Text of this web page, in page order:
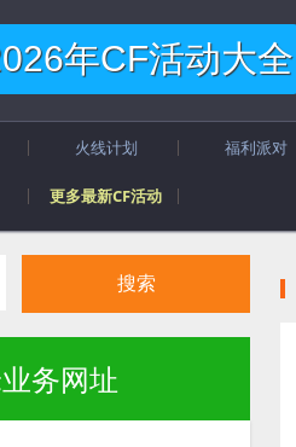
年CF活动大全
火线计划 福利派对
更多最新CF活动
务网址